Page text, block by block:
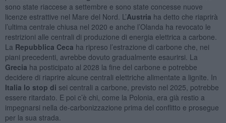
sono state riaccese a settembre e sono state concesse nuove
licenze estrattive nel Mare del Nord. L’Austria ha detto che riaprirà
l’ultima centrale chiusa nel 2020 e anche l’Olanda ha revocato le
restrizioni alle centrali di produzione di energia elettrica a carbone.
La Repubblica Ceca ha ripreso l’estrazione di carbone che, nei
piani precedenti, avrebbe dovuto gradualmente esaurirsi. La
Grecia ha posticipato al 2028 la fine del carbone e potrebbe
decidere di riaprire alcune centrali elettriche alimentate a lignite. In
Italia lo stop di sei centrali a carbone, previsto nel 2025, potrebbe
essere ritardato. E poi c’è chi, come la Polonia, era già restio a
impegnarsi nella de-carbonizzazione prima del conflitto e prosegue
per la sua strada.